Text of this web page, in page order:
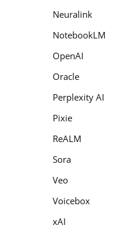
Neuralink
NotebookLM
OpenAI
Oracle
Perplexity AI
Pixie
ReALM
Sora
Veo
Voicebox
xAI